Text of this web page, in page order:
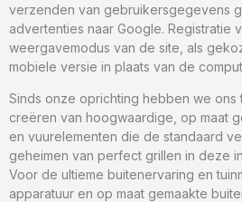
verzenden van gebruikersgegevens
advertenties naar Google. Registratie
weergavemodus van de site, als
mobiele versie in plaats van de
Sinds onze oprichting hebben we
creëren van hoogwaardige, op maat
en vuurelementen die de standaard
geheimen van perfect grillen in deze
Voor de ultieme buitenervaring en
apparatuur en op maat gemaakte